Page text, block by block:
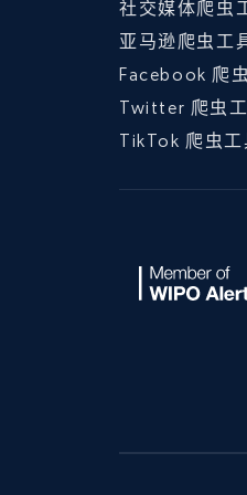
社交媒体爬虫
亚马逊爬虫工
Facebook 爬
Twitter 爬虫
TikTok 爬虫工